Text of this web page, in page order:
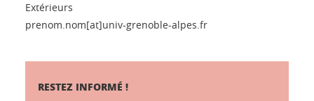
Extérieurs
prenom.nom[at]univ-grenoble-alpes.fr
RESTEZ INFORMÉ !